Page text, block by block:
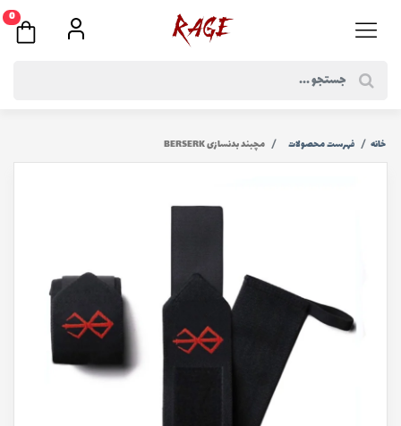
0
خانه فهرست محصولات مچبند بدنسازی BERSERK